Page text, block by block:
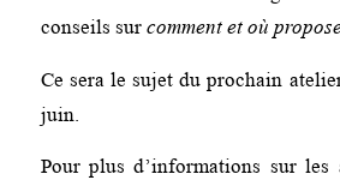
conseils sur comment et où
Ce sera le sujet du prochain
juin.
Pour plus d’informations sur les